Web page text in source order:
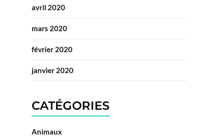
avril 2020
mars 2020
février 2020
janvier 2020
CATÉGORIES
Animaux